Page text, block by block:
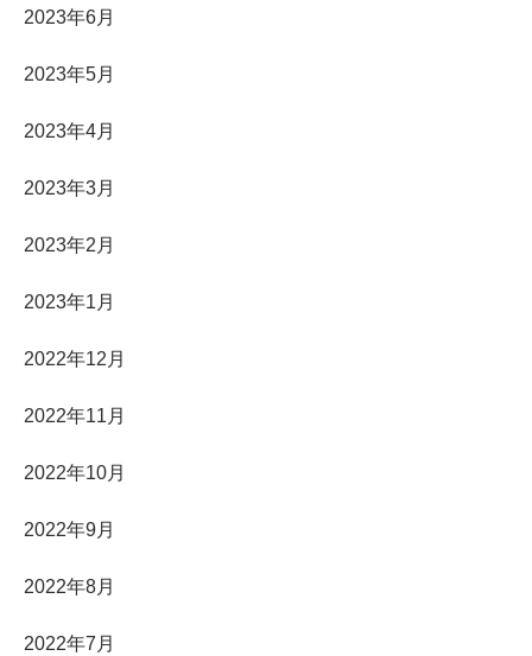
2023年6月
2023年5月
2023年4月
2023年3月
2023年2月
2023年1月
2022年12月
2022年11月
2022年10月
2022年9月
2022年8月
2022年7月